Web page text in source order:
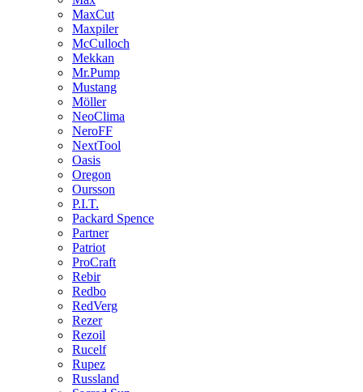
MaxCut
Maxpiler
McCulloch
Mekkan
Mr.Pump
Mustang
Möller
NeoClima
NeroFF
NextTool
Oasis
Oregon
Oursson
P.I.T.
Packard Spence
Partner
Patriot
ProCraft
Rebir
Redbo
RedVerg
Rezer
Rezoil
Rucelf
Rupez
Russland